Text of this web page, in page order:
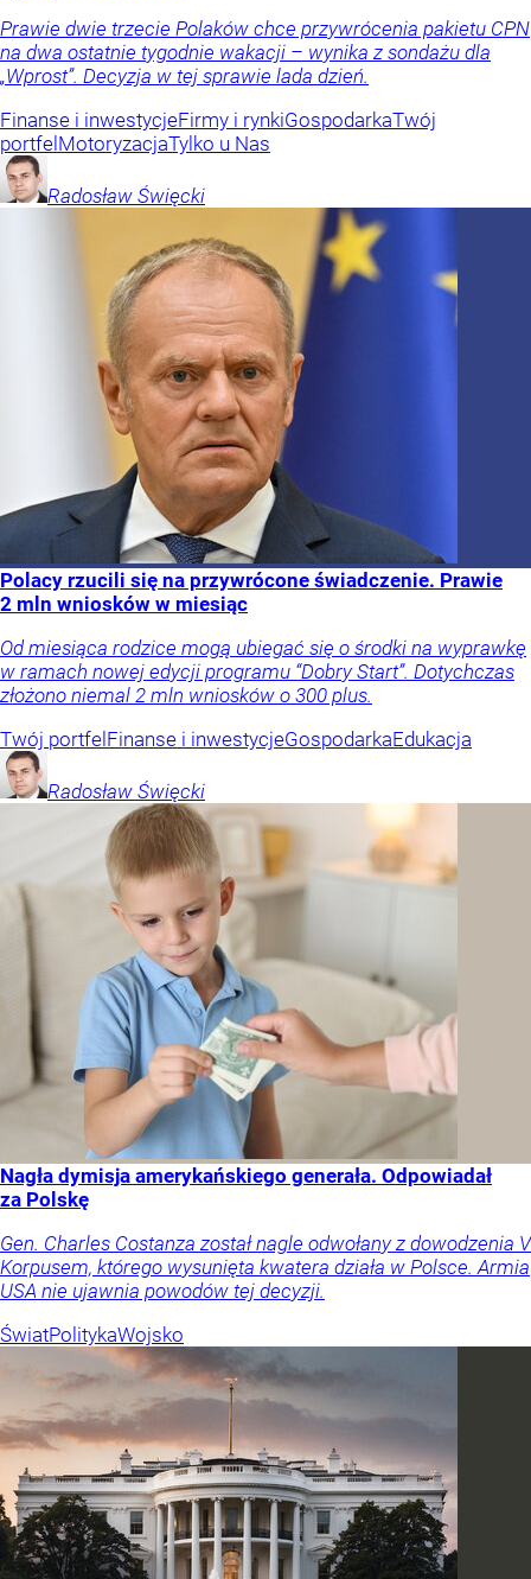
Prawie dwie trzecie Polaków chce przywrócenia pakietu CPN
na dwa ostatnie tygodnie wakacji – wynika z sondażu dla
„Wprost”. Decyzja w tej sprawie lada dzień.
Finanse i inwestycjeFirmy i rynkiGospodarkaTwój
portfelMotoryzacjaTylko u Nas
Radosław Święcki
Polacy rzucili się na przywrócone świadczenie. Prawie
2 mln wniosków w miesiąc
Od miesiąca rodzice mogą ubiegać się o środki na wyprawkę
w ramach nowej edycji programu “Dobry Start”. Dotychczas
złożono niemal 2 mln wniosków o 300 plus.
Twój portfelFinanse i inwestycjeGospodarkaEdukacja
Radosław Święcki
Nagła dymisja amerykańskiego generała. Odpowiadał
za Polskę
Gen. Charles Costanza został nagle odwołany z dowodzenia V
Korpusem, którego wysunięta kwatera działa w Polsce. Armia
USA nie ujawnia powodów tej decyzji.
ŚwiatPolitykaWojsko